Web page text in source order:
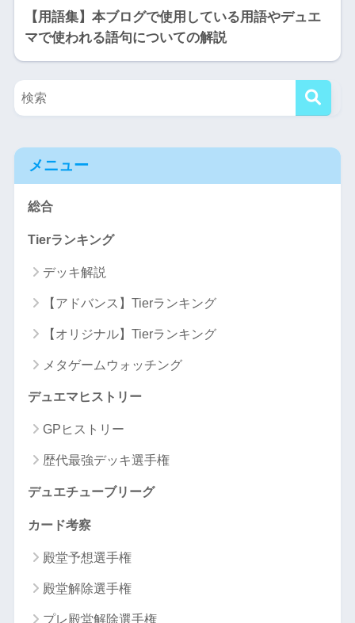
【用語集】本ブログで使用している用語やデュエ
マで使われる語句についての解説
メニュー
総合
Tierランキング
デッキ解説
【アドバンス】Tierランキング
【オリジナル】Tierランキング
メタゲームウォッチング
デュエマヒストリー
GPヒストリー
歴代最強デッキ選手権
デュエチューブリーグ
カード考察
殿堂予想選手権
殿堂解除選手権
プレ殿堂解除選手権